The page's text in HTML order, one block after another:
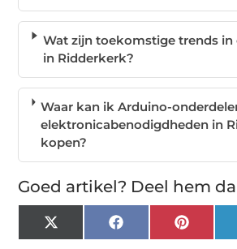
Wat zijn toekomstige trends in
in Ridderkerk?
Waar kan ik Arduino-
elektronicabenodigdheden in
kopen?
Goed artikel? Deel hem
X
(Twitter)
Facebook